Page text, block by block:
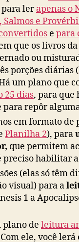
para lerapenas o
Salmos e
e para
que os livros
ou
porções diárias (
um plano que
25 dias, para que
para repôr
em formato de
Planilha 2), para
que permitem
preciso habilitar
(elas só têm
visual) para a
1 a
plano de leitura
ele, você lerá